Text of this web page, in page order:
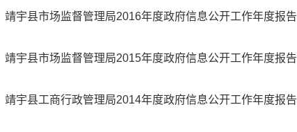
靖宇县市场监督管理局2016年度政府信息公开工作年度报告
靖宇县市场监督管理局2015年度政府信息公开工作年度报告
靖宇县工商行政管理局2014年度政府信息公开工作年度报告